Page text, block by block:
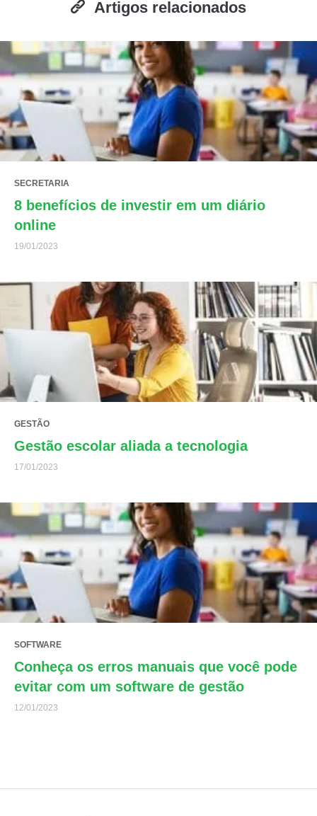
Artigos relacionados
SECRETARIA
8 benefícios de investir em um diário
online
19/01/2023
GESTÃO
Gestão escolar aliada a tecnologia
17/01/2023
SOFTWARE
Conheça os erros manuais que você pode
evitar com um software de gestão
12/01/2023